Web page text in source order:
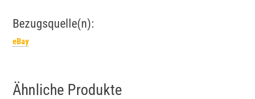
Bezugsquelle(n):
eBay
Ähnliche Produkte